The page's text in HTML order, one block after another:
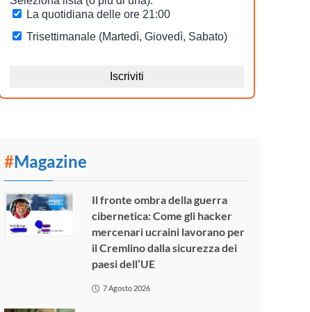
#Magazine
Il fronte ombra della guerra
cibernetica: Come gli hacker
mercenari ucraini lavorano per
il Cremlino dalla sicurezza dei
paesi dell’UE
7 Agosto 2026